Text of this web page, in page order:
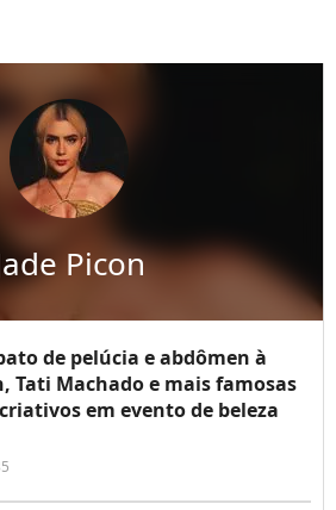
Picon
de pelúcia e abdômen à
Tati Machado e mais famosas
em evento de beleza